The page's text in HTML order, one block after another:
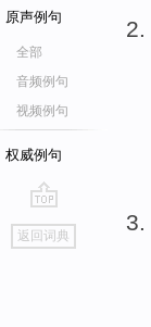
原声例句
全部
音频例句
视频例句
权威例句
go
top
返回词典